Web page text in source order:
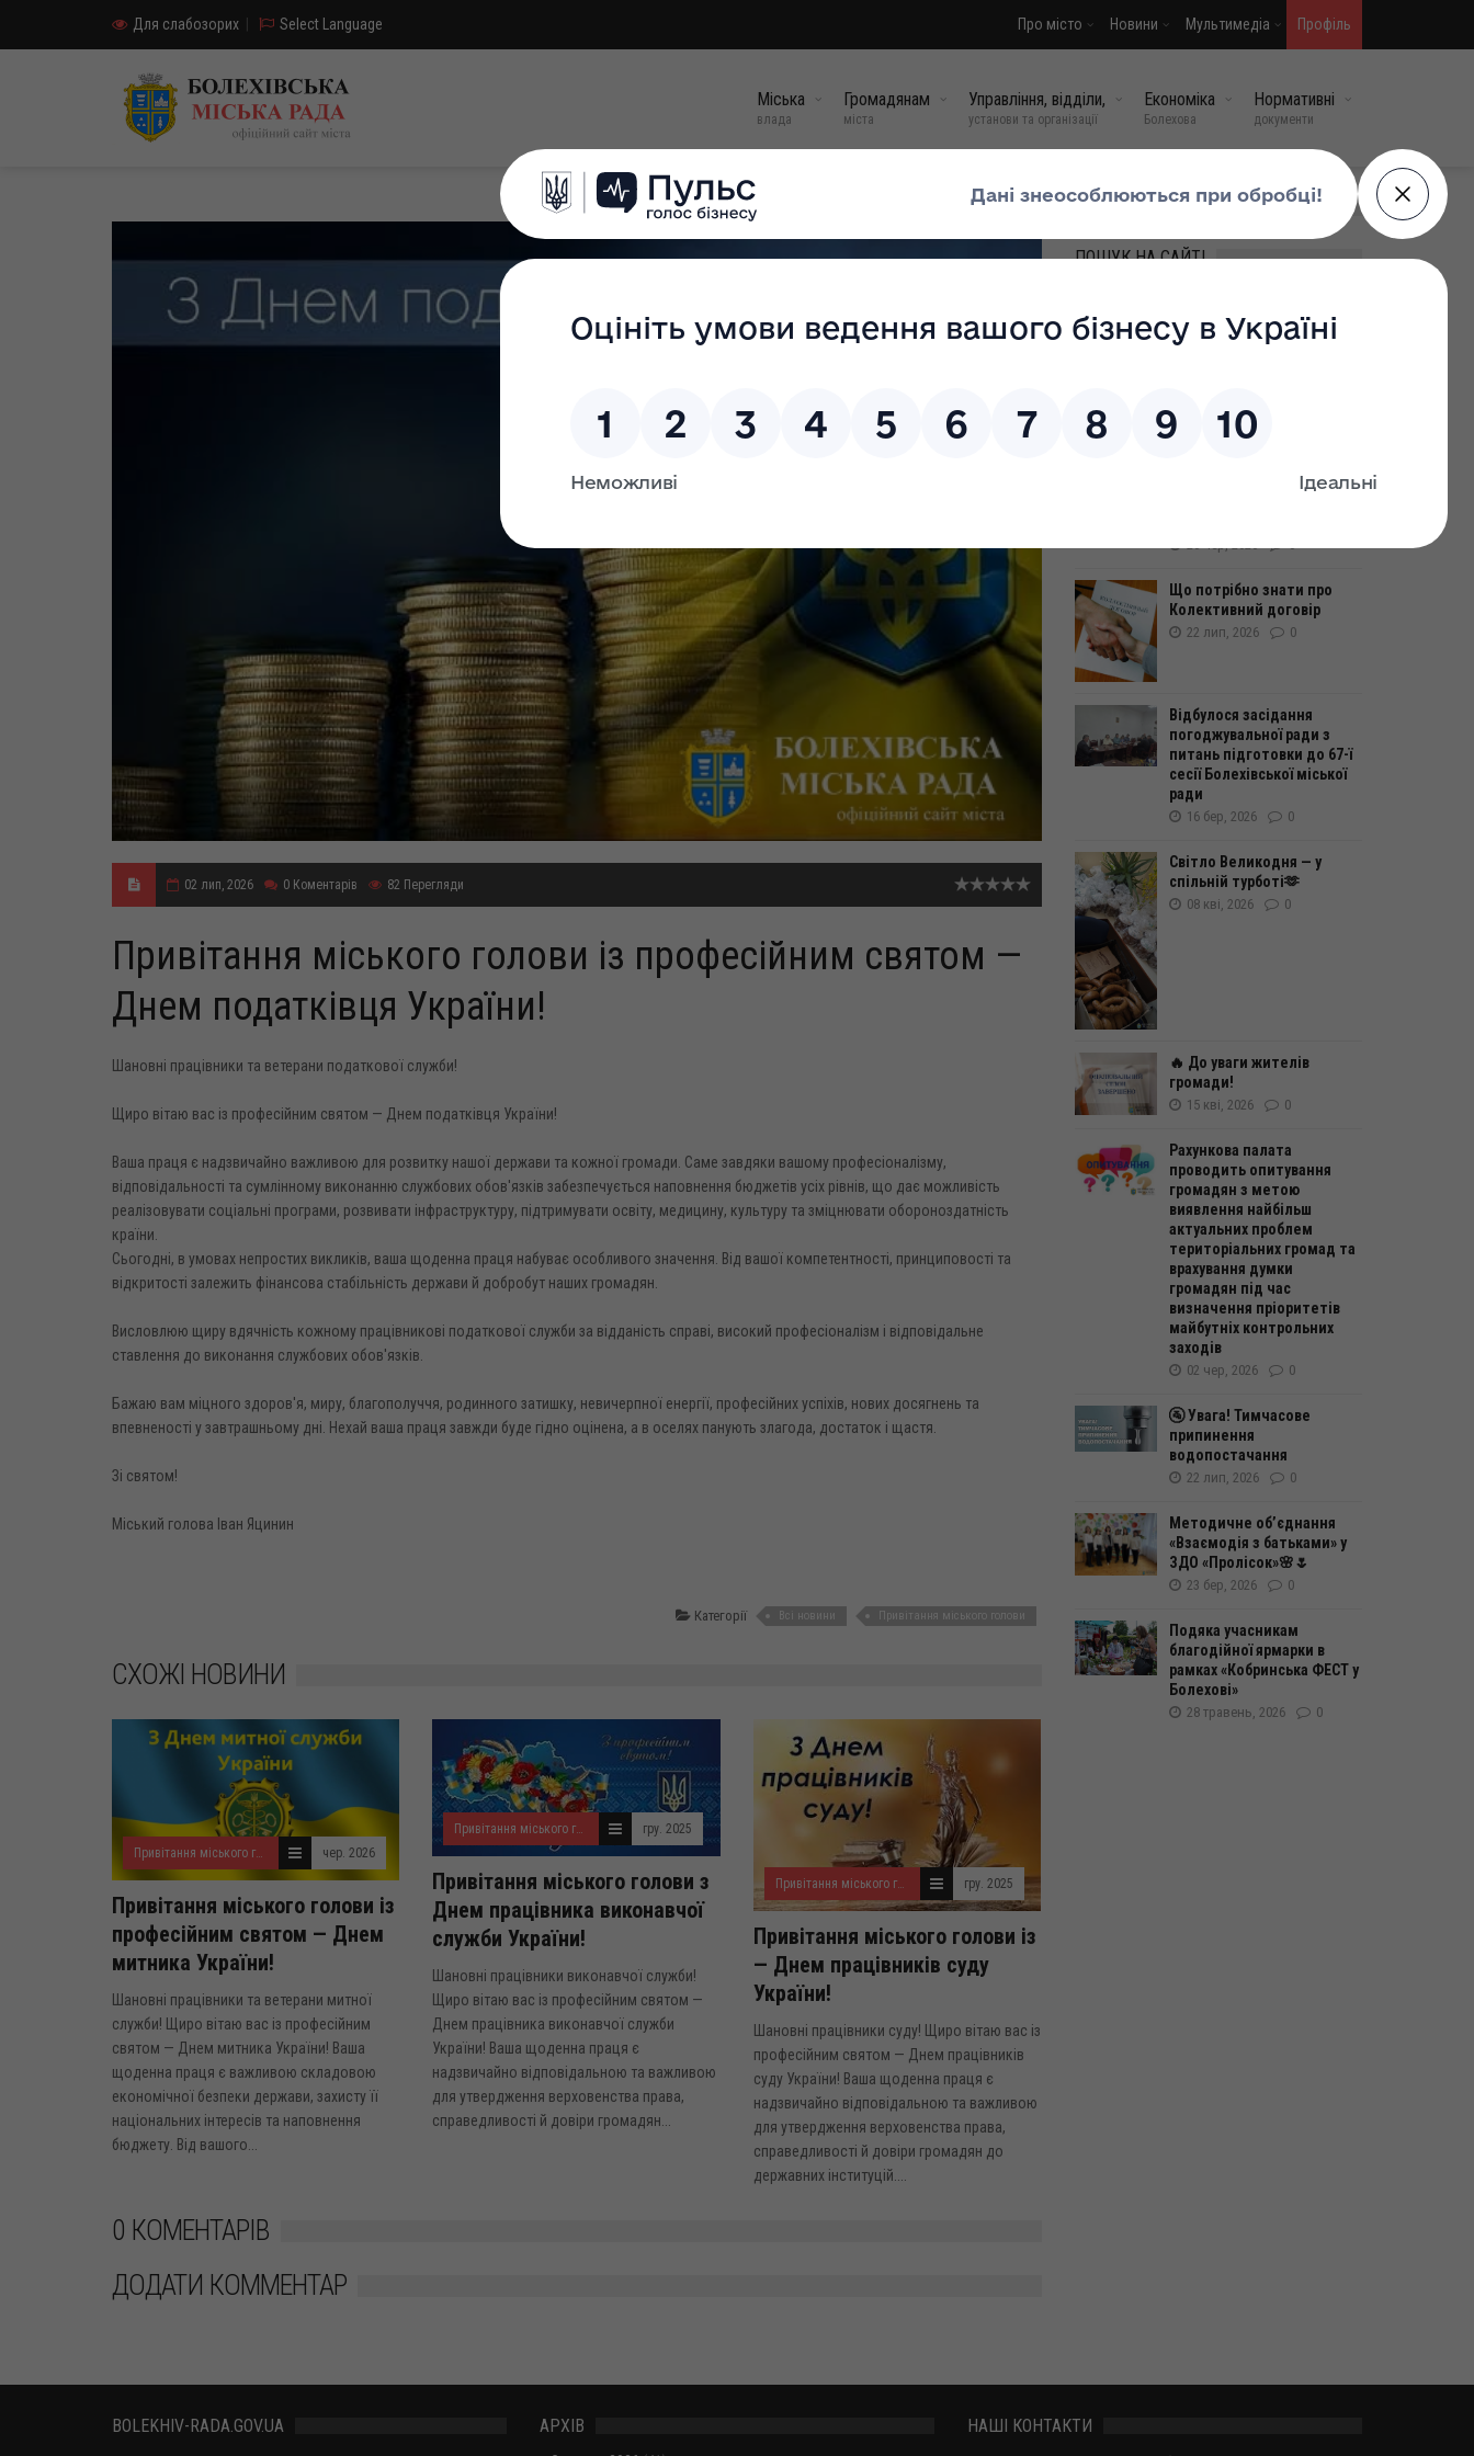
Для слабозорих Select Language Про місто Новини Мультимедіа Профіль
Міська
влада
Громадянам
міста
Управління, відділи,
установи та організації
Економіка
Болехова
Нормативні
документи
02 лип, 2026 0 Коментарів 82 Перегляди
Привітання міського голови із професійним святом —
Днем податківця України!
Шановні працівники та ветерани податкової служби!
Щиро вітаю вас із професійним святом — Днем податківця України!
Ваша праця є надзвичайно важливою для розвитку нашої держави та кожної громади. Саме завдяки вашому професіоналізму,
відповідальності та сумлінному виконанню службових обов'язків забезпечується наповнення бюджетів усіх рівнів, що дає можливість
реалізовувати соціальні програми, розвивати інфраструктуру, підтримувати освіту, медицину, культуру та зміцнювати обороноздатність
країни.
Сьогодні, в умовах непростих викликів, ваша щоденна праця набуває особливого значення. Від вашої компетентності, принциповості та
відкритості залежить фінансова стабільність держави й добробут наших громадян.
Висловлюю щиру вдячність кожному працівникові податкової служби за відданість справі, високий професіоналізм і відповідальне
ставлення до виконання службових обов'язків.
Бажаю вам міцного здоров'я, миру, благополуччя, родинного затишку, невичерпної енергії, професійних успіхів, нових досягнень та
впевненості у завтрашньому дні. Нехай ваша праця завжди буде гідно оцінена, а в оселях панують злагода, достаток і щастя.
Зі святом!
Міський голова Іван Яцинин
Категорії Всі новини Привітання міського голови
СХОЖІ НОВИНИ
Привітання міського голови чер. 2026
Привітання міського голови із
професійним святом — Днем
митника України!
Шановні працівники та ветерани митної
служби! Щиро вітаю вас із професійним
святом — Днем митника України! Ваша
щоденна праця є важливою складовою
економічної безпеки держави, захисту її
національних інтересів та наповнення
бюджету. Від вашого...
Привітання міського голови гру. 2025
Привітання міського голови з
Днем працівника виконавчої
служби України!
Шановні працівники виконавчої служби!
Щиро вітаю вас із професійним святом —
Днем працівника виконавчої служби
України! Ваша щоденна праця є
надзвичайно відповідальною та важливою
для утвердження верховенства права,
справедливості й довіри громадян...
Привітання міського голови гру. 2025
Привітання міського голови із
— Днем працівників суду
України!
Шановні працівники суду! Щиро вітаю вас із
професійним святом — Днем працівників
суду України! Ваша щоденна праця є
надзвичайно відповідальною та важливою
для утвердження верховенства права,
справедливості й довіри громадян до
державних інституцій....
0 КОМЕНТАРІВ
ДОДАТИ КОММЕНТАР
МИ У СОЦМЕРЕЖАХ
ПОШУК НА САЙТІ
безбар’єрності
05 травень, 2026
Чи має витяг з Реєстру
26 чер, 2026 0
Що потрібно знати про
Колективний договір
22 лип, 2026 0
Відбулося засідання
погоджувальної ради з
питань підготовки до 67-ї
сесії Болехівської міської
ради
16 бер, 2026 0
Світло Великодня — у
спільній турботі🫶
08 кві, 2026 0
🔥 До уваги жителів
громади!
15 кві, 2026 0
Рахункова палата
проводить опитування
громадян з метою
виявлення найбільш
актуальних проблем
територіальних громад та
врахування думки
громадян під час
визначення пріоритетів
майбутніх контрольних
заходів
02 чер, 2026 0
🚰 Увага! Тимчасове
припинення
водопостачання
22 лип, 2026 0
Методичне об’єднання
«Взаємодія з батьками» у
ЗДО «Пролісок»🌸🌷
23 бер, 2026 0
Подяка учасникам
благодійної ярмарки в
рамках «Кобринська ФЕСТ у
Болехові»
28 травень, 2026 0
BOLEKHIV-RADA.GOV.UA АРХІВ НАШІ КОНТАКТИ